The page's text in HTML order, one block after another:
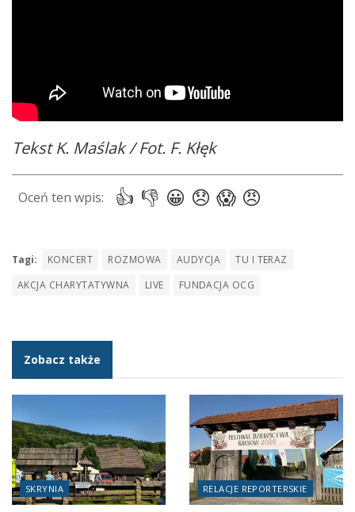
Tekst K. Maślak / Fot. F. Kłęk
Tagi: KONCERT ROZMOWA AUDYCJA
TU I TERAZ
AKCJA CHARYTATYWNA
LIVE FUNDACJA OCG
Zobacz także
SKRYNIA RELACJE REPORTERSKIE